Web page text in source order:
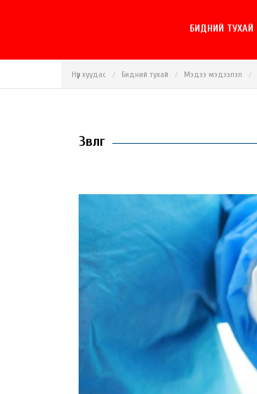
БИДНИЙ ТУХАЙ
Нүүр хуудас Бидний тухай Мэдээ мэдээлэл
Зөвлөгөө